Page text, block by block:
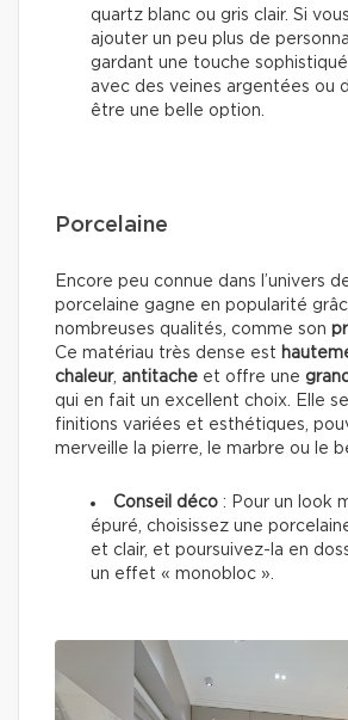
quartz blanc ou gris clair. Si
ajouter un peu plus de
gardant une touche
avec des veines argentées ou
être une belle option.
Porcelaine
Encore peu connue dans l’univers
porcelaine gagne en popularité
nombreuses qualités, comme son
Ce matériau très dense est
chaleur, antitache et offre une
qui en fait un excellent choix. Elle
finitions variées et esthétiques,
merveille la pierre, le marbre ou le
Conseil déco : Pour un look
épuré, choisissez une
et clair, et poursuivez-la en
un effet « monobloc ».